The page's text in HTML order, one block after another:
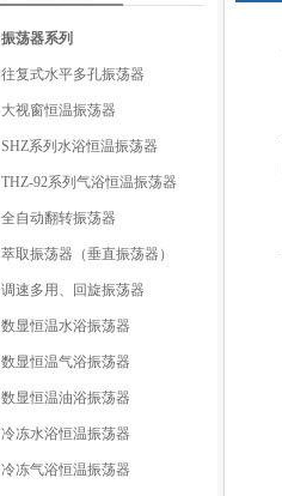
振荡器系列
往复式水平多孔振荡器
大视窗恒温振荡器
SHZ系列水浴恒温振荡器
THZ-92系列气浴恒温振荡器
全自动翻转振荡器
萃取振荡器（垂直振荡器）
调速多用、回旋振荡器
数显恒温水浴振荡器
数显恒温气浴振荡器
数显恒温油浴振荡器
冷冻水浴恒温振荡器
冷冻气浴恒温振荡器